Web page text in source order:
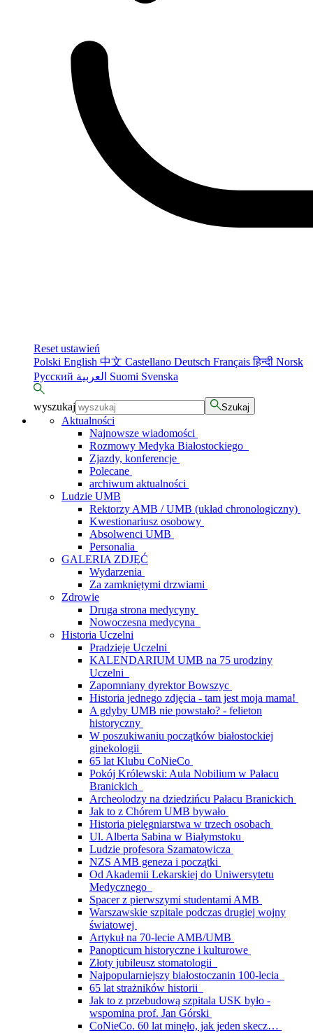
Reset ustawień
Polski English 中文 Castellano Deutsch Françaisहिन्दी Norsk
Русский
Suomi Svenska
wyszukaj Szukaj
Aktualności
Najnowsze wiadomości
Rozmowy Medyka Białostockiego
Zjazdy, konferencje
Polecane
archiwum aktualności
Ludzie UMB
Rektorzy AMB / UMB (układ chronologiczny)
Kwestionariusz osobowy
Absolwenci UMB
Personalia
GALERIA ZDJĘĆ
Wydarzenia
Za zamkniętymi drzwiami
Zdrowie
Druga strona medycyny
Nowoczesna medycyna
Historia Uczelni
Pradzieje Uczelni
KALENDARIUM UMB na 75 urodziny
Uczelni
Zapomniany dyrektor Bowszyc
Historia jednego zdjęcia - tam jest moja mama!
A gdyby UMB nie powstało? - felieton
historyczny
W poszukiwaniu początków białostockiej
ginekologii
65 lat Klubu CoNieCo
Pokój Królewski: Aula Nobilium w Pałacu
Branickich
Archeolodzy na dziedzińcu Pałacu Branickich
Jak to z Chórem UMB bywało
Historia pielęgniarstwa w trzech osobach
Ul. Alberta Sabina w Białymstoku
Ludzie profesora Szamatowicza
NZS AMB geneza i początki
Od Akademii Lekarskiej do Uniwersytetu
Medycznego
Spacer z pierwszymi studentami AMB
Warszawskie szpitale podczas drugiej wojny
światowej
Artykuł na 70-lecie AMB/UMB
Panopticum historyczne i kulturowe
Złoty jubileusz stomatologii
Najpopularniejszy białostoczanin 100-lecia
65 lat strażników historii
Jak to z przebudową szpitala USK było -
wspomina prof. Jan Górski
CoNieCo. 60 lat minęło, jak jeden skecz…